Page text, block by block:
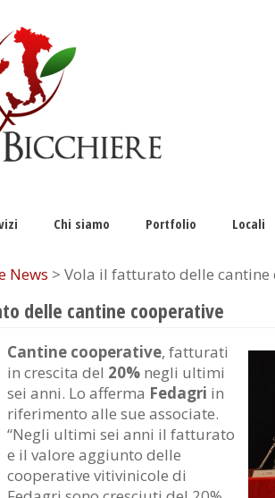
Chi siamo Portfolio Locali
News > Vola il fatturato delle cantine
delle cantine cooperative
Cantine cooperative, fatturati
in crescita del 20% negli ultimi
sei anni. Lo afferma Fedagri in
riferimento alle sue associate.
“Negli ultimi sei anni il fatturato
e il valore aggiunto delle
cooperative vitivinicole di